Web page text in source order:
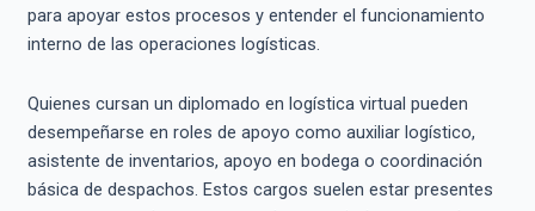
para apoyar estos procesos y entender el funcionamiento
interno de las operaciones logísticas.
Quienes cursan un diplomado en logística virtual pueden
desempeñarse en roles de apoyo como auxiliar logístico,
asistente de inventarios, apoyo en bodega o coordinación
básica de despachos. Estos cargos suelen estar presentes